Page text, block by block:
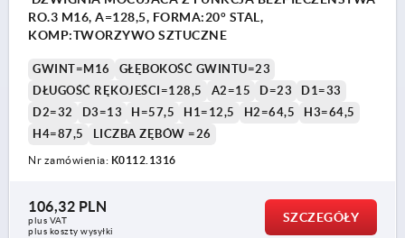
RO.3 M16, A=128,5, FORMA:20° STAL,
KOMP:TWORZYWO SZTUCZNE
GWINT=M16
GŁĘBOKOŚĆ GWINTU=23
DŁUGOŚĆ RĘKOJEŚCI=128,5
A2=15 D=23
D1=33
D2=32
D3=13 H=57,5 H1=12,5 H2=64,5
H3=64,5
H4=87,5
LICZBA ZĘBÓW =26
Nr zamówienia: K0112.1316
106,32 PLN
plus VAT
plus koszty wysyłki
SZCZEGÓŁY